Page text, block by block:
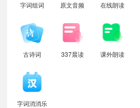
字词组词 原文音频 在线朗读
古诗词 337晨读 课外朗读
字词消消乐